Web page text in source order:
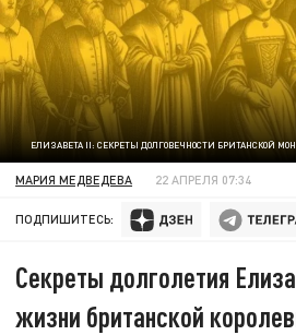
ЕЛИЗАВЕТА II: СЕКРЕТЫ ДОЛГОВЕЧНОСТИ БРИТАНСКОЙ
МАРИЯ МЕДВЕДЕВА 22 АПРЕЛЯ 07:34
ПОДПИШИТЕСЬ:
Секреты долголетия
жизни британской